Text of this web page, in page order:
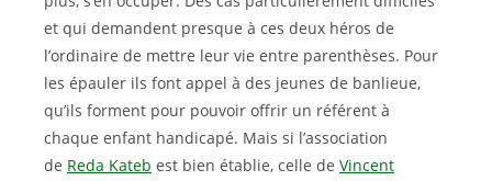
et qui demandent presque à ces deux héros de
l’ordinaire de mettre leur vie entre parenthèses. Pour
les épauler ils font appel à des jeunes de banlieue,
qu’ils forment pour pouvoir offrir un référent à
chaque enfant handicapé. Mais si l’association
de Reda Kateb est bien établie, celle de Vincent